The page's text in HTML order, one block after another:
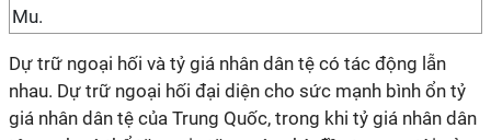
Mu.
Dự trữ ngoại hối và tỷ giá nhân dân tệ có tác động lẫn
nhau. Dự trữ ngoại hối đại diện cho sức mạnh bình ổn tỷ
giá nhân dân tệ của Trung Quốc, trong khi tỷ giá nhân dân